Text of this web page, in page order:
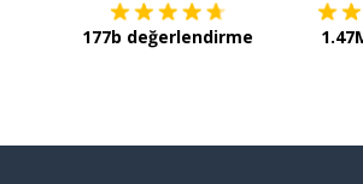
177b değerlendirme